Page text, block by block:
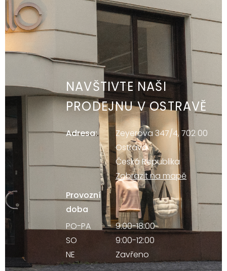
NAVŠTIVTE NAŠI
PRODEJNU V OSTRAVĚ
Adresa:
Zeyerova 347/4, 702 00
Ostrava
Česká Republika
Zobrazit na mapě
Provozní
doba
PO-PA
9:00-18:00
SO
9:00-12:00
NE
Zavřeno